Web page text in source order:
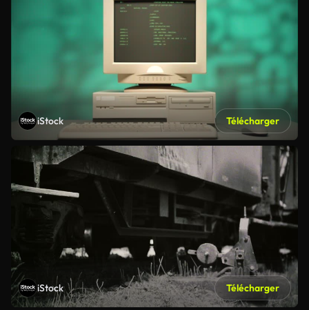
iStock Télécharger
iStock Télécharger